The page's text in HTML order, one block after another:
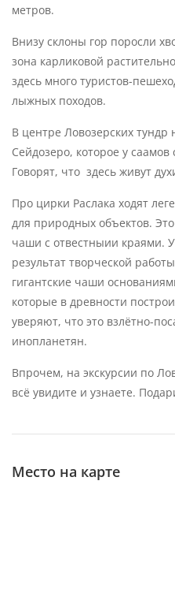
метров.
Внизу склоны гор поросли
зона карликовой
здесь много туристов-
лыжных походов.
В центре Ловозерских тундр
Сейдозеро, которое у
Говорят, что здесь живут
Про цирки Раслака ходят
для природных объектов.
чаши с отвестныии краями.
результат творческой
гигантские чаши
которые в древности
уверяют, что это взлëтно-
инопланетян.
Впрочем, на экскурсии по
всë увидите и узнаете.
Место на карте